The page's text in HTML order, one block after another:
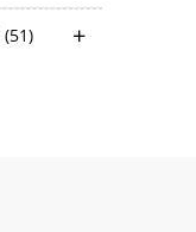
(51)